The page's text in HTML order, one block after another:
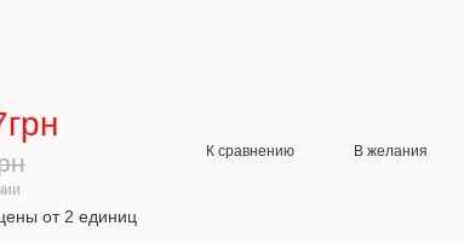
К сравнению В желания
от 2 единиц